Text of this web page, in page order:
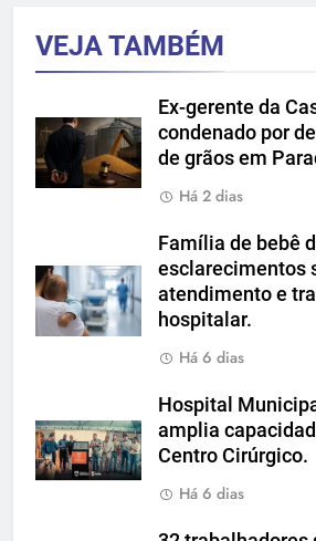
VEJA TAMBÉM
Ex-gerente da
condenado por
de grãos em
Há 2 dias
Família de bebê
esclarecimentos
atendimento e
hospitalar.
Há 6 dias
Hospital
amplia
Centro Cirúrgico.
Há 6 dias